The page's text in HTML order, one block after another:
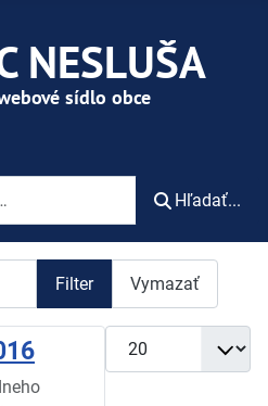
Hľadať...
Filter Vymazať
Zobrazené položky